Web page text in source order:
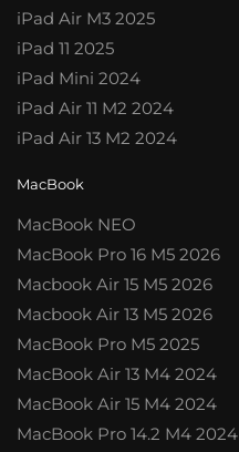
iPad Air M3 2025
iPad 11 2025
iPad Mini 2024
iPad Air 11 M2 2024
iPad Air 13 M2 2024
MacBook
MacBook NEO
MacBook Pro 16 M5 2026
Macbook Air 15 M5 2026
Macbook Air 13 M5 2026
MacBook Pro M5 2025
MacBook Air 13 M4 2024
MacBook Air 15 M4 2024
MacBook Pro 14.2 M4 2024